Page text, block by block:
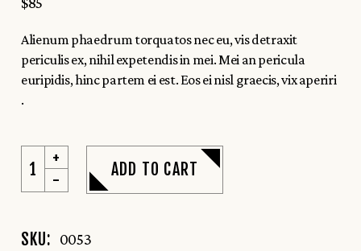
Alienum phaedrum torquatos nec eu, vis detraxit
periculis ex, nihil expetendis in mei. Mei an pericula
euripidis, hinc partem ei est. Eos ei nisl graecis, vix aperiri
.
ADD TO CART
SKU: 0053